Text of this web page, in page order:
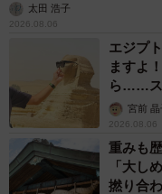
満」が24.7％と続き、
結果に。一方、「10
は5.6％でした。
また、YouTubeの平均
行なったところ、フ
向が見受けられたとい
太田 浩子
2026.08.06
エジプ
ますよ
ら……ス
カモ代
宮前 晶
2026.08.06
重みも
「大し
撚り合